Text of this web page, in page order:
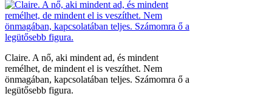
Claire. A nő, aki mindent ad, és mindent
remélhet, de mindent el is veszíthet. Nem
önmagában, kapcsolatában teljes. Számomra ő a
legütősebb figura.